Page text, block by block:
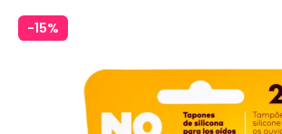
-15%